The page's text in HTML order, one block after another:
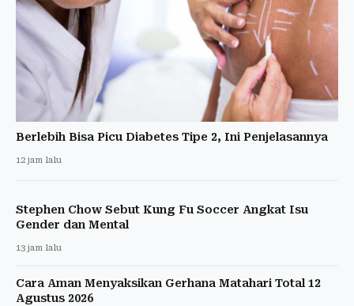
Berlebih Bisa Picu Diabetes Tipe 2, Ini Penjelasannya
12 jam lalu
Stephen Chow Sebut Kung Fu Soccer Angkat Isu
Gender dan Mental
13 jam lalu
Cara Aman Menyaksikan Gerhana Matahari Total 12
Agustus 2026